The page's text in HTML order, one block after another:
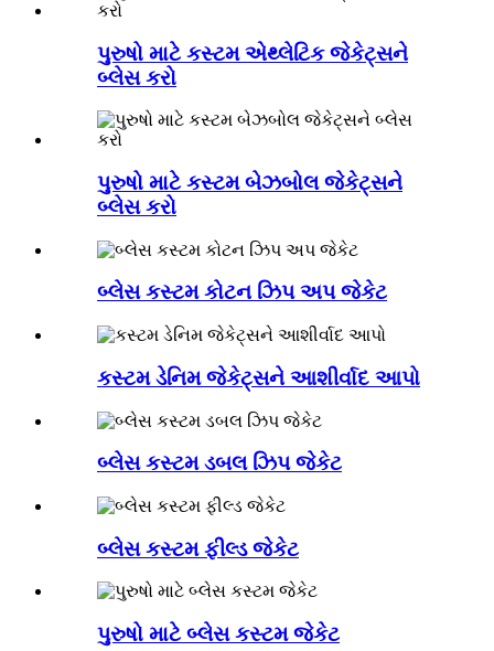
પુરુષો માટે કસ્ટમ એથ્લેટિક જેકેટ્સને
બ્લેસ કરો
પુરુષો માટે કસ્ટમ બેઝબોલ જેકેટ્સને
બ્લેસ કરો
બ્લેસ કસ્ટમ કોટન ઝિપ અપ જેકેટ
કસ્ટમ ડેનિમ જેકેટ્સને આશીર્વાદ આપો
બ્લેસ કસ્ટમ ડબલ ઝિપ જેકેટ
બ્લેસ કસ્ટમ ફીલ્ડ જેકેટ
પુરુષો માટે બ્લેસ કસ્ટમ જેકેટ